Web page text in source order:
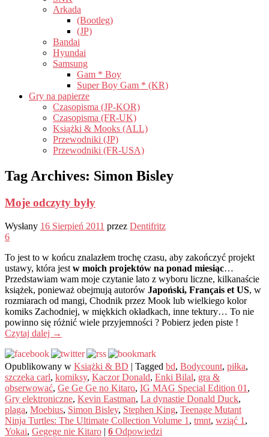
Arkada
(Bootleg)
(JP)
Bandai
Hyundai
Samsung
Gam * Boy
Super Boy Gam * (KR)
Gry na papierze
Czasopisma (JP-KOR)
Czasopisma (FR-UK)
Książki & Mooks (ALL)
Przewodniki (JP)
Przewodniki (FR-USA)
Tag Archives: Simon Bisley
Moje odczyty były
Wysłany 16 Sierpień 2011 przez Dentifritz
6
To jest to w końcu znalazłem trochę czasu, aby zakończyć projekt
ustawy, która jest w moich projektów na ponad miesiąc…
Przedstawiam wam moje czytanie lato z wyboru liczne, kilkanaście
książek, ponieważ obejmują autorów Japoński, Français et US, w
rozmiarach od mangi, Chodnik przez Mook lub wielkiego kolor
komiks Zachodniej, w miękkich okładkach, inne tektury… To nie
powinno się różnić wiele przyjemności ? Pobierz jeden piste !
Czytaj dalej →
Opublikowany w Książki & BD | Tagged bd, Bodycount, piłka,
szczeka carl, komiksy, Kaczor Donald, Enki Bilal, gra &
obserwować, Ge Ge Ge no Kitaro, IG MAG Special Edition 01 ,
Gry elektroniczne, Kevin Eastman, La dynastie Donald Duck,
plaga, Moebius, Simon Bisley, Stephen King, Teenage Mutant
Ninja Turtles: The Ultimate Collection Volume 1 , tmnt, wziąć 1 ,
Yokai, Gegege nie Kitaro | 6 Odpowiedzi